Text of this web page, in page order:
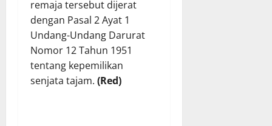
remaja tersebut dijerat
dengan Pasal 2 Ayat 1
Undang-Undang Darurat
Nomor 12 Tahun 1951
tentang kepemilikan
senjata tajam. (Red)